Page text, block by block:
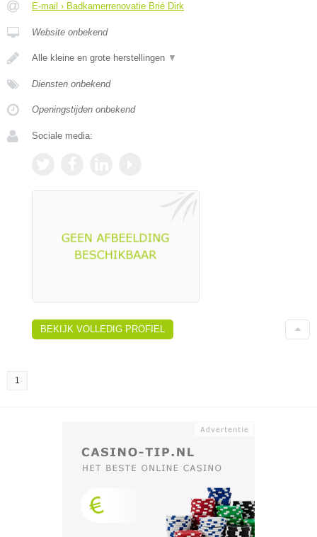
E-mail › Badkamerrenovatie Brié Dirk
Website onbekend
Alle kleine en grote herstellingen ▼
Diensten onbekend
Openingstijden onbekend
Sociale media:
BEKIJK VOLLEDIG PROFIEL
1